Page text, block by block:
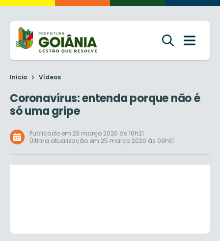
Início Vídeos
Coronavírus: entenda porque não é
só uma gripe
Publicado em 23 março 2020 às 16h21
Última atualização em 25 março 2020 às 09h01